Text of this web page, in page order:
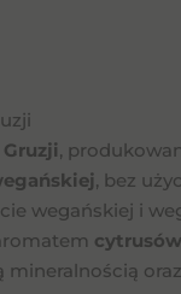
,
, bez
wegańskiej i